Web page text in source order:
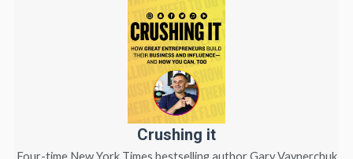
Crushing it
Four-time New York Times bestselling author Gary Vaynerchuk